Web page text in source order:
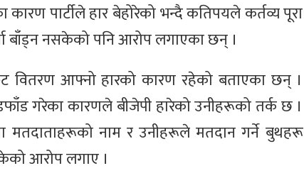
पार्टीले हार बेहोरेको भन्दै कतिपयले कर्तव्य पूरा
बाँड्न नसकेको पनि आरोप लगाएका छन् ।
वितरण आफ्नो हारको कारण रहेको बताएका छन् ।
गरेका कारणले बीजेपी हारेको उनीहरूको तर्क छ ।
मतदाताहरूको नाम र उनीहरूले मतदान गर्ने बुथहरू
आरोप लगाए ।